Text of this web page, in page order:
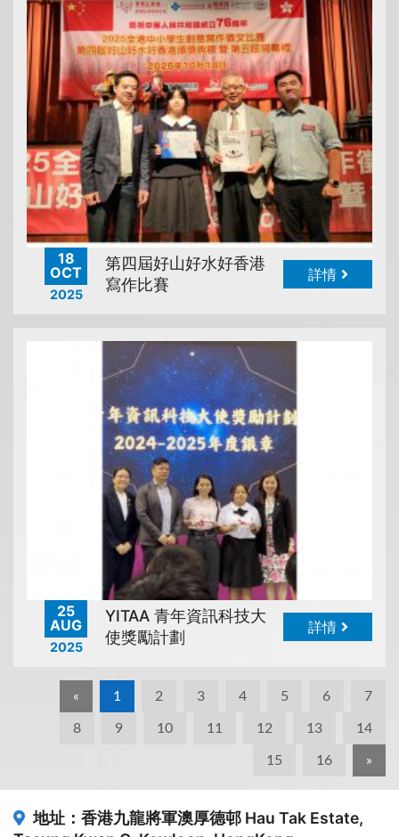
18
OCT
2025
第四屆好山好水好香港
寫作比賽
詳情
25
AUG
2025
YITAA 青年資訊科技大
使獎勵計劃
詳情
« 1 2 3 4 5 6 7
8 9 10 11 12 13 14
15 16 »
地址：香港九龍將軍澳厚德邨 Hau Tak Estate,